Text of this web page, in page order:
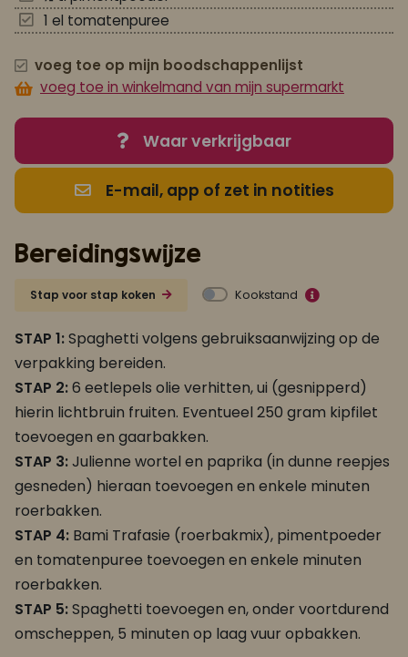
1 el tomatenpuree
voeg toe op mijn boodschappenlijst
voeg toe in winkelmand van mijn supermarkt
Waar verkrijgbaar
E-mail, app of zet in notities
Bereidingswijze
Stap voor stap koken Kookstand
STAP 1:Spaghetti volgens gebruiksaanwijzing op de
verpakking bereiden.
STAP 2:6 eetlepels olie verhitten, ui (gesnipperd)
hierin lichtbruin fruiten. Eventueel 250 gram kipfilet
toevoegen en gaarbakken.
STAP 3:Julienne wortel en paprika (in dunne reepjes
gesneden) hieraan toevoegen en enkele minuten
roerbakken.
STAP 4: Bami Trafasie (roerbakmix), pimentpoeder
en tomatenpuree toevoegen en enkele minuten
roerbakken.
STAP 5:Spaghetti toevoegen en, onder voortdurend
omscheppen, 5 minuten op laag vuur opbakken.